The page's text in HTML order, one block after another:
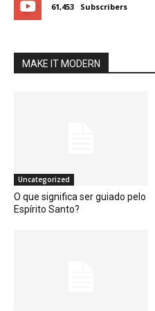
61,453 Subscribers
MAKE IT MODERN
Uncategorized
O que significa ser guiado pelo
Espírito Santo?